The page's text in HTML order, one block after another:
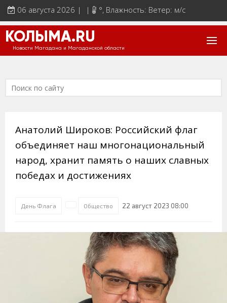
06 августа 2026 | | °, Влажность: Ветер: м/с
КОЛЫМА.RU
Новости Магадана и Магаданской области
Анатолий Широков: Российский флаг
объединяет наш многонациональный
народ, хранит память о наших славных
победах и достижениях
День Флага Общество 22 август 2023 08:00